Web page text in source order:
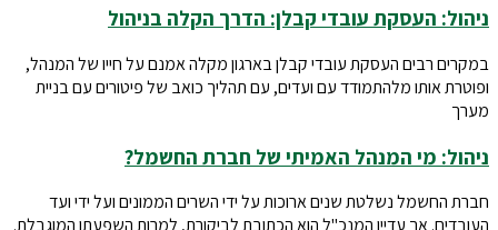
ניהול: העסקת עובדי קבלן: הדרך הקלה בניהול
במקרים רבים העסקת עובדי קבלן בארגון מקלה אמנם על חייו של המנהל,
ופוטרת אותו מלהתמודד עם ועדים, עם תהליך כואב של פיטורים עם בניית
מערך
ניהול: מי המנהל האמיתי של חברת החשמל?
חברת החשמל נשלטת שנים ארוכות על ידי השרים הממונים ועל ידי ועד